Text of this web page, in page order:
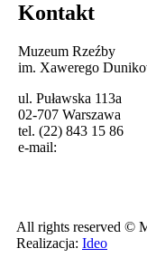
Kontakt
Muzeum Rzeźby
im. Xawerego
ul. Puławska 113a
02-707 Warszawa
tel. (22) 843 15 86
e-mail:
All rights reserved ©
Realizacja: Ideo